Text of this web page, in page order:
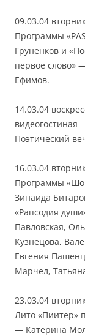
09.03.04
Программы
Груненков и
первое слово»
Ефимов.
14.03.04
видеогостиная
Поэтический
16.03.04
Программы
Зинаида
«Рапсодия
Павловская,
Кузнецова,
Евгения
Марчел,
23.03.04
Лито «Пиитер»
— Катерина